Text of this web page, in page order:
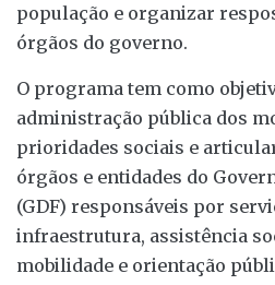
população e organizar
órgãos do governo.
O programa tem como
administração pública dos
prioridades sociais e
órgãos e entidades do
(GDF) responsáveis por
infraestrutura, assistência
mobilidade e orientação